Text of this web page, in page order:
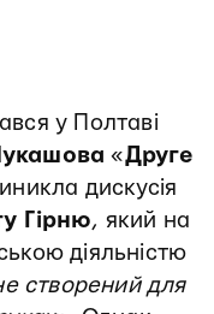
у Полтаві
«Друге
дискусія
Гірню, який на
діяльністю
створений для